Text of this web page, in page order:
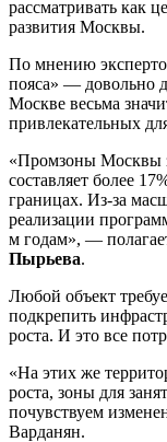
рассматривать как
развития Москвы.
По мнению
пояса» — довольно
Москве весьма
привлекательных
«Промзоны Москвы
составляет более
границах. Из-за
реализации
м годам», —
Пырьева.
Любой объект
подкрепить
роста. И это все
«На этих же
роста, зоны для
почувствуем
Варданян.